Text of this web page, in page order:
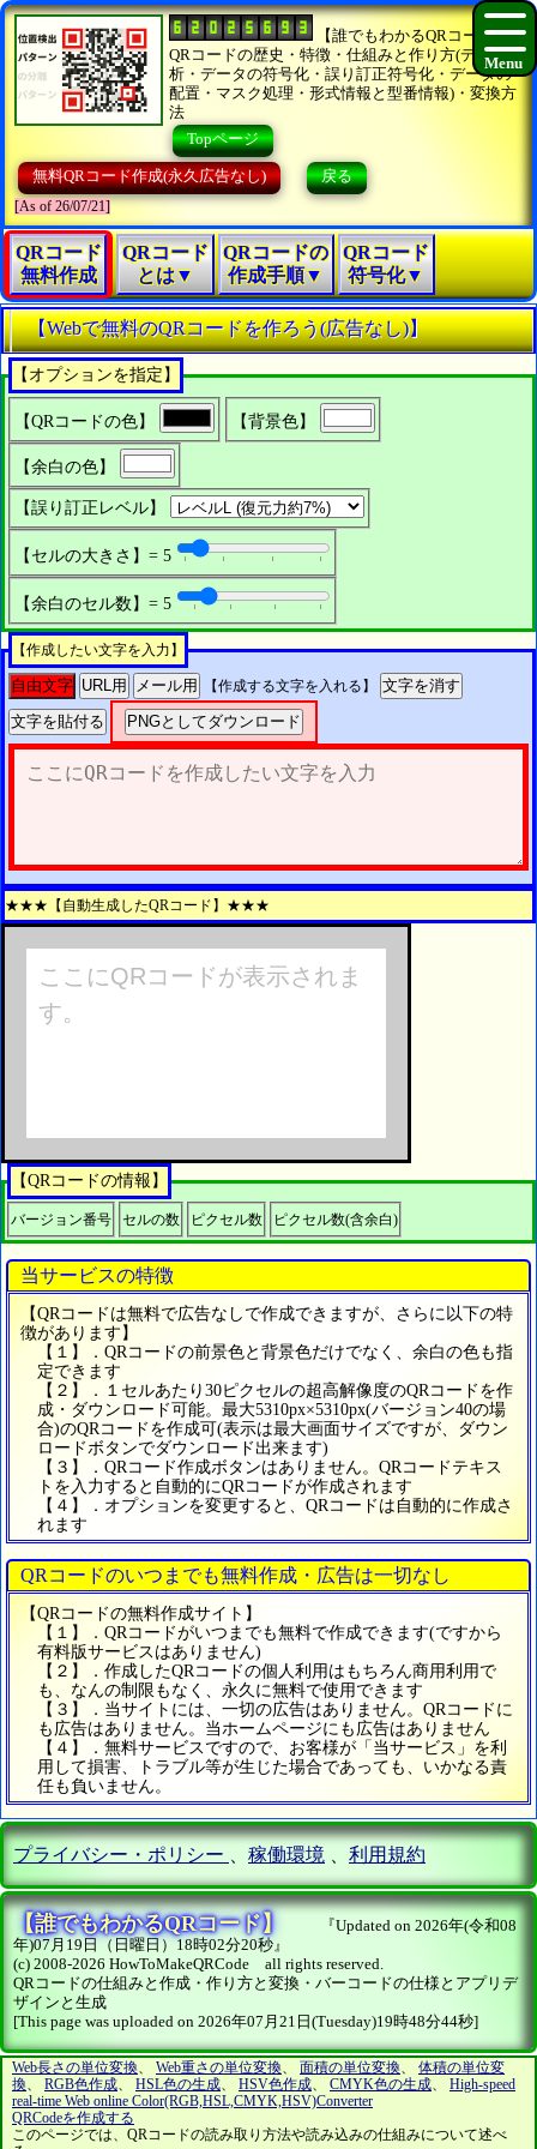
【誰でもわかるQRコード】
QRコードの歴史・特徴・仕組みと作り方(データ分
析・データの符号化・誤り訂正符号化・データの
配置・マスク処理・形式情報と型番情報)・変換方
法
Topページ
無料QRコード作成(永久広告なし) 戻る
[As of 26/07/21]
QRコード
無料作成
QRコード
とは▼
QRコードの
作成手順▼
QRコード
符号化▼
【Webで無料のQRコードを作ろう(広告なし)】
【オプションを指定】
【QRコードの色】 【背景色】
【余白の色】
【誤り訂正レベル】
【セルの大きさ】= 5
【余白のセル数】= 5
【作成したい文字を入力】
自由文字 URL用 メール用 【作成する文字を入れる】
文字を消す
文字を貼付る
PNGとしてダウンロード
★★★【自動生成したQRコード】★★★
【QRコードの情報】
バージョン番号 セルの数 ピクセル数 ピクセル数(含余白)
当サービスの特徴
【QRコードは無料で広告なしで作成できますが、さらに以下の特
徴があります】
【１】．QRコードの前景色と背景色だけでなく、余白の色も指
定できます
【２】．１セルあたり30ピクセルの超高解像度のQRコードを作
成・ダウンロード可能。最大5310px×5310px(バージョン40の場
合)のQRコードを作成可(表示は最大画面サイズですが、ダウン
ロードボタンでダウンロード出来ます)
【３】．QRコード作成ボタンはありません。QRコードテキス
トを入力すると自動的にQRコードが作成されます
【４】．オプションを変更すると、QRコードは自動的に作成さ
れます
QRコードのいつまでも無料作成・広告は一切なし
【QRコードの無料作成サイト】
【１】．QRコードがいつまでも無料で作成できます(ですから
有料版サービスはありません)
【２】．作成したQRコードの個人利用はもちろん商用利用で
も、なんの制限もなく、永久に無料で使用できます
【３】．当サイトには、一切の広告はありません。QRコードに
も広告はありません。当ホームページにも広告はありません
【４】．無料サービスですので、お客様が「当サービス」を利
用して損害、トラブル等が生じた場合であっても、いかなる責
任も負いません。
プライバシー・ポリシー 稼働環境 利用規約
【誰でもわかるQRコード】
『Updated on 2026年(令和08
年)07月19日（日曜日）18時02分20秒』
(c) 2008-2026 HowToMakeQRCode all rights reserved.
QRコードの仕組みと作成・作り方と変換・バーコードの仕様とアプリデ
ザインと生成
[This page was uploaded on 2026年07月21日(Tuesday)19時48分44秒]
Web長さの単位変換、 Web重さの単位変換、 面積の単位変換、 体積の単位変
換、 RGB色作成、 HSL色の生成、 HSV色作成、 CMYK色の生成、 High-speed
real-time Web online Color(RGB,HSL,CMYK,HSV)Converter
QRCodeを作成する
このページでは、QRコードの読み取り方法や読み込みの仕組みについて述べ